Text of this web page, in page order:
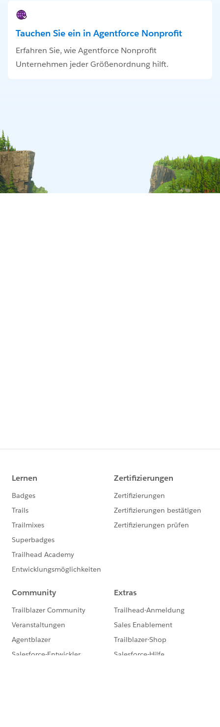
Tauchen Sie ein in Agentforce Nonprofit
Erfahren Sie, wie Agentforce Nonprofit
Unternehmen jeder Größenordnung hilft.